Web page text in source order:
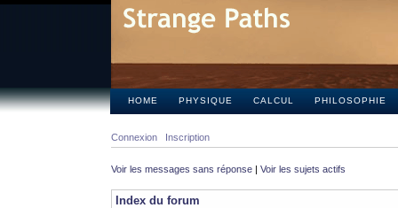
HOME PHYSIQUE CALCUL PHILOSOPHIE
Connexion Inscription
Voir les messages sans réponse | Voir les sujets actifs
Index du forum